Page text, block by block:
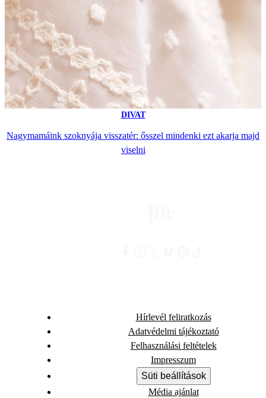
DIVAT
Nagymamáink szoknyája visszatér: ősszel mindenki ezt akarja majd
viselni
Hírlevél feliratkozás
Adatvédelmi tájékoztató
Felhasználási feltételek
Impresszum
Süti beállítások
Média ajánlat